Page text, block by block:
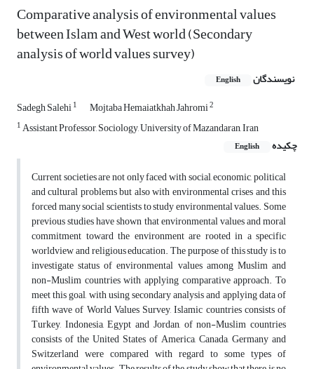
Comparative analysis of environmental values
between Islam and West world (Secondary
analysis of world values survey)
نویسندگان English
Sadegh Salehi1 Mojtaba Hemaiatkhah Jahromi2
1Assistant Professor, Sociology, University of Mazandaran, Iran
چکیده
English
Current societies are not only faced with social, economic, political
and cultural problems but also with environmental crises and this
forced many social scientists to study environmental values. Some
previous studies have shown that environmental values and moral
commitment toward the environment are rooted in a specific
worldview and religious education. The purpose of this study is to
investigate status of environmental values among Muslim and
non-Muslim countries with applying comparative approach. To
meet this goal, with using secondary analysis and applying data of
fifth wave of World Values Survey, Islamic countries consists of
Turkey, Indonesia, Egypt and Jordan, of non-Muslim countries
consists of the United States of America, Canada, Germany and
Switzerland were compared with regard to some types of